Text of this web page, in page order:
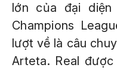
lớn của đại
Champions
lượt về là câu
Arteta. Real